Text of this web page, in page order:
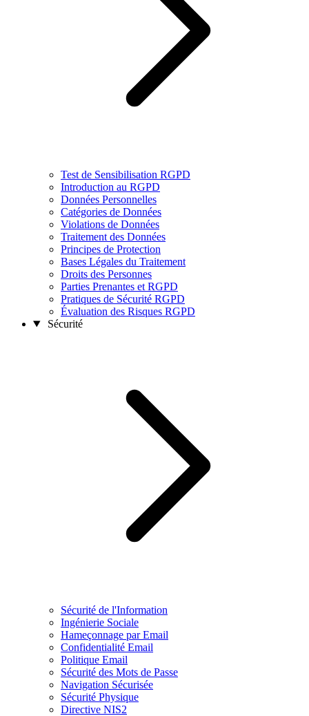
Test de Sensibilisation RGPD
Introduction au RGPD
Données Personnelles
Catégories de Données
Violations de Données
Traitement des Données
Principes de Protection
Bases Légales du Traitement
Droits des Personnes
Parties Prenantes et RGPD
Pratiques de Sécurité RGPD
Évaluation des Risques RGPD
Sécurité
Sécurité de l'Information
Ingénierie Sociale
Hameçonnage par Email
Confidentialité Email
Politique Email
Sécurité des Mots de Passe
Navigation Sécurisée
Sécurité Physique
Directive NIS2